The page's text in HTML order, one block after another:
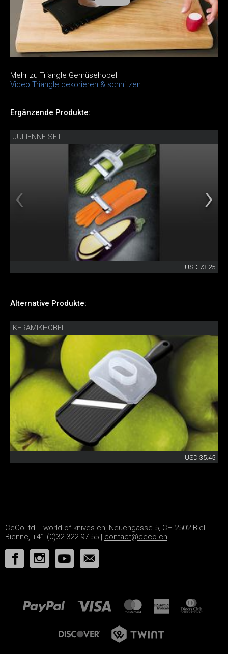
Mehr zu Triangle Gemüsehobel
Video Triangle dekorieren & schnitzen
Ergänzende Produkte:
JULIENNE SET
USD 73.25
Alternative Produkte:
KERAMIKHOBEL
USD 35.45
CeCo ltd. - world-of-knives.ch, Neuengasse 5, CH-2502 Biel-
Bienne, +41 (0)32 322 97 55 | contact@ceco.ch